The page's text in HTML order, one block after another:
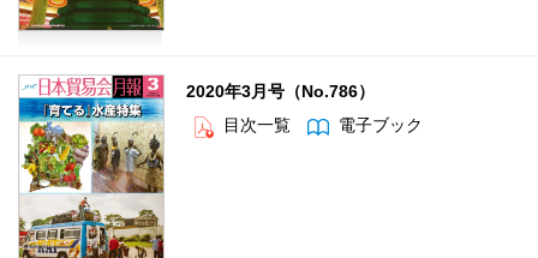
2020年3月号（No.786）
目次一覧
電子ブック